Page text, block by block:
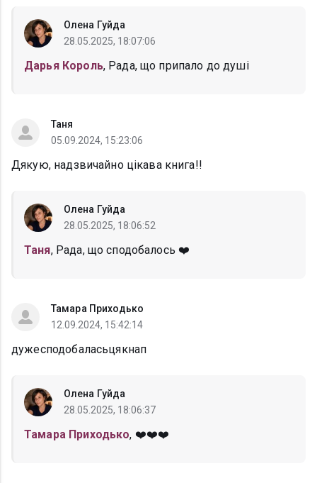
Олена Гуйда
28.05.2025, 18:07:06
Дарья Король, Рада, що припало до душі
Таня
05.09.2024, 15:23:06
Дякую, надзвичайно цікава книга!!
Олена Гуйда
28.05.2025, 18:06:52
Таня, Рада, що сподобалось ❤️
Тамара Приходько
12.09.2024, 15:42:14
дужесподобаласьцякнап
Олена Гуйда
28.05.2025, 18:06:37
Тамара Приходько, ❤️❤️❤️